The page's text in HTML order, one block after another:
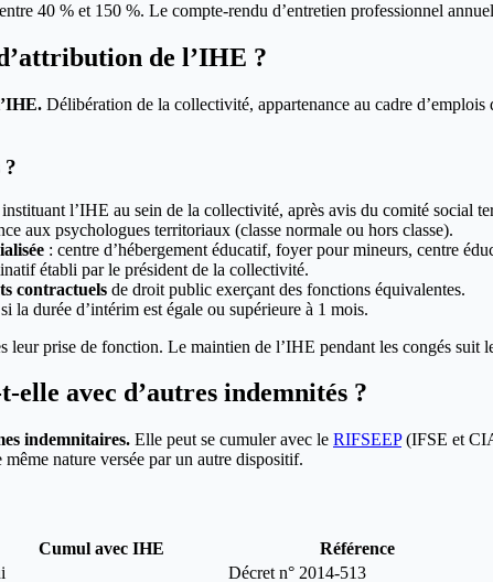
40 % et 150 %. Le compte-rendu d’entretien professionnel
de l’IHE ?
Délibération de la collectivité, appartenance au cadre
?
instituant l’IHE au sein de la collectivité, après avis du comité social
aux psychologues territoriaux (classe normale ou hors classe).
: centre d’hébergement éducatif, foyer pour mineurs, centre
établi par le président de la collectivité.
contractuels de droit public exerçant des fonctions équivalentes.
la durée d’intérim est égale ou supérieure à 1 mois.
leur prise de fonction. Le maintien de l’IHE pendant les congés suit
elle avec d’autres indemnités ?
indemnitaires. Elle peut se cumuler avec le RIFSEEP(IFSE et
nature versée par un autre dispositif.
Cumul avec IHE
Référence
Décret n° 2014-513